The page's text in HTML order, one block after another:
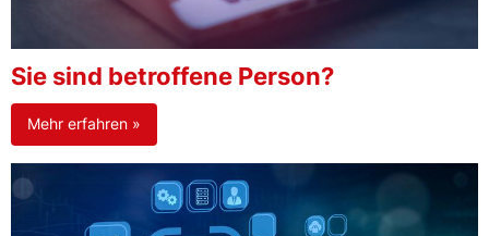
Sie sind betroffene Person?
Mehr erfahren »